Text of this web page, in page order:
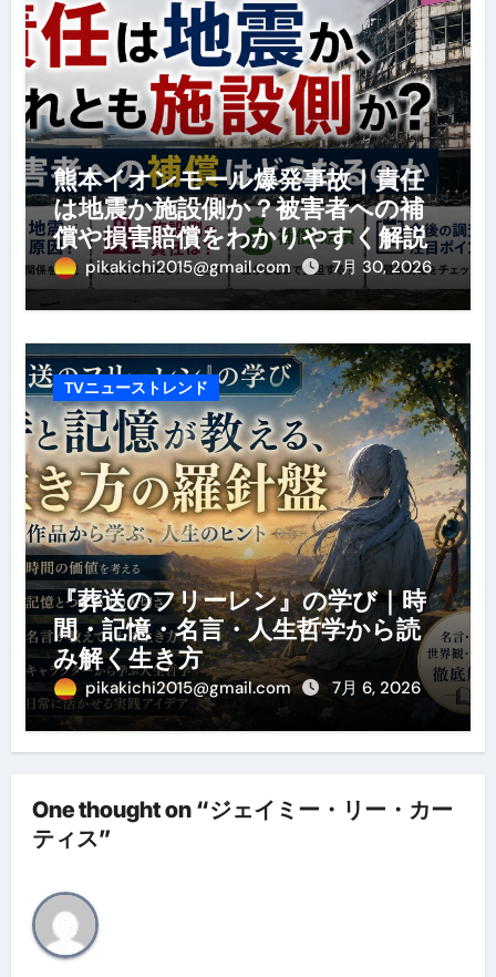
熊本イオンモール爆発事故｜責任
は地震か施設側か？被害者への補
償や損害賠償をわかりやすく解説
pikakichi2015@gmail.com 7月 30, 2026
TVニューストレンド
『葬送のフリーレン』の学び｜時
間・記憶・名言・人生哲学から読
み解く生き方
pikakichi2015@gmail.com 7月 6, 2026
One thought on “ジェイミー・リー・カー
ティス”